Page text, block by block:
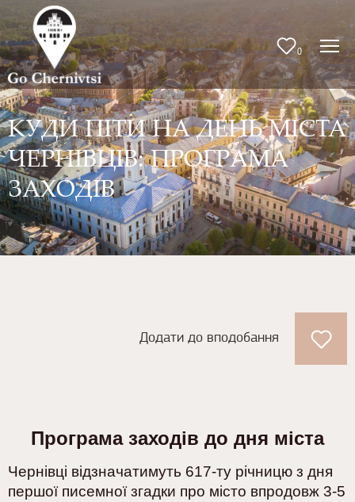
0
КУДИ ПІТИ НА ДЕНЬ МІСТА
ЧЕРНІВЦІВ: ПРОГРАМА
ЗАХОДІВ
Додати до вподобання
Програма заходів до дня міста
Чернівці відзначатимуть 617-ту річницю з дня
першої писемної згадки про місто впродовж 3-5